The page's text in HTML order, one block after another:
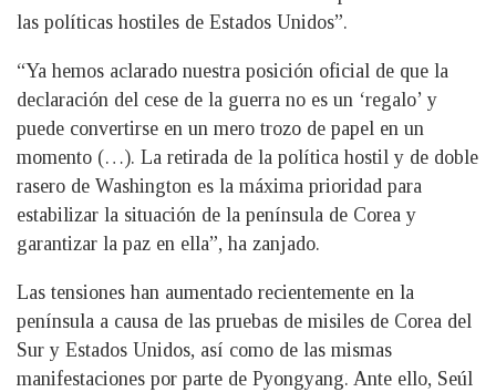
las políticas hostiles de Estados Unidos”.
“Ya hemos aclarado nuestra posición oficial de que la
declaración del cese de la guerra no es un ‘regalo’ y
puede convertirse en un mero trozo de papel en un
momento (…). La retirada de la política hostil y de doble
rasero de Washington es la máxima prioridad para
estabilizar la situación de la península de Corea y
garantizar la paz en ella”, ha zanjado.
Las tensiones han aumentado recientemente en la
península a causa de las pruebas de misiles de Corea del
Sur y Estados Unidos, así como de las mismas
manifestaciones por parte de Pyongyang. Ante ello, Seúl